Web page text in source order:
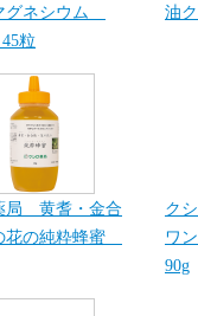
グネシウム
粒
油
局 黄耆・金合
花の純粋蜂蜜
ク
ワ
90g